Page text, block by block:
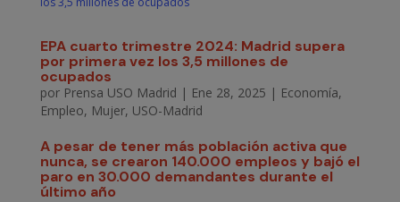
EPA cuarto trimestre 2024: Madrid supera
por primera vez los 3,5 millones de
ocupados
por Prensa USO Madrid | Ene 28, 2025 | Economía,
Empleo, Mujer, USO-Madrid
A pesar de tener más población activa que
nunca, se crearon 140.000 empleos y bajó el
paro en 30.000 demandantes durante el
último año